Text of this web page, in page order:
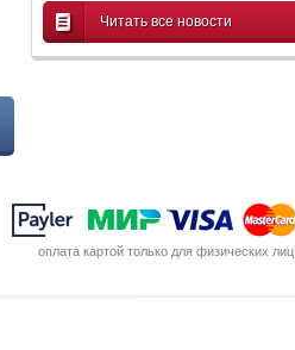
Читать все новости
оплата картой только для физических лиц.